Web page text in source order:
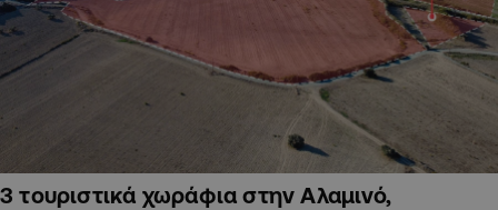
3 τουριστικά χωράφια στην Αλαμινό,